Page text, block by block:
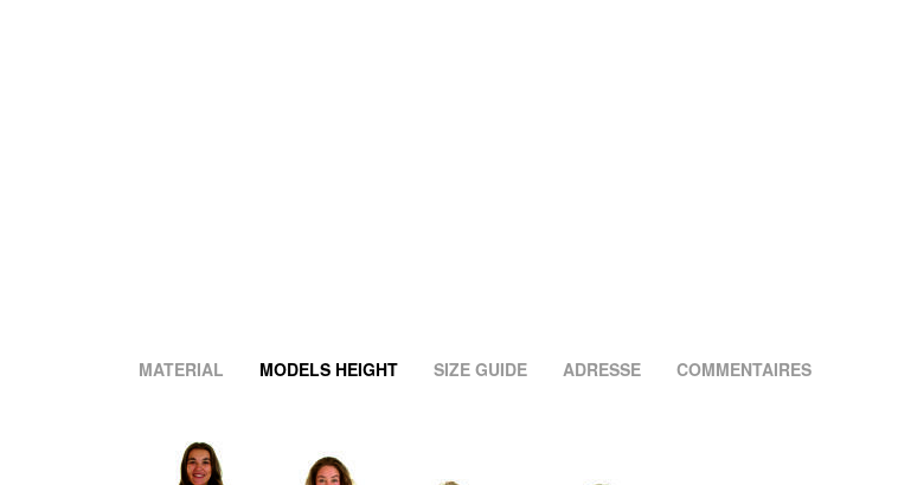
MATERIAL MODELS HEIGHT SIZE GUIDE ADRESSE COMMENTAIRES